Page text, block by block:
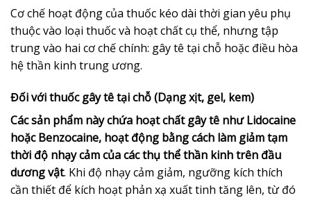
Cơ chế hoạt động của thuốc kéo dài thời gian yêu phụ
thuộc vào loại thuốc và hoạt chất cụ thể, nhưng tập
trung vào hai cơ chế chính: gây tê tại chỗ hoặc điều hòa
hệ thần kinh trung ương.
Đối với thuốc gây tê tại chỗ (Dạng xịt, gel, kem)
Các sản phẩm này chứa hoạt chất gây tê như Lidocaine
hoặc Benzocaine, hoạt động bằng cách làm giảm tạm
thời độ nhạy cảm của các thụ thể thần kinh trên đầu
dương vật. Khi độ nhạy cảm giảm, ngưỡng kích thích
cần thiết để kích hoạt phản xạ xuất tinh tăng lên, từ đó